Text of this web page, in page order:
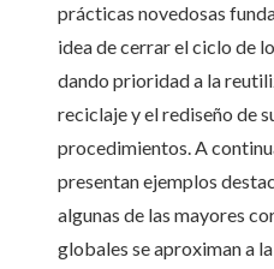
prácticas novedosas
idea de cerrar el ciclo de
dando prioridad a la
reciclaje y el rediseño de
procedimientos. A
presentan ejemplos
algunas de las mayores
globales se aproximan a